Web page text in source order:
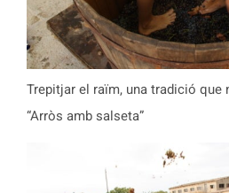
Trepitjar el raïm, una tradició que
“Arròs amb salseta”